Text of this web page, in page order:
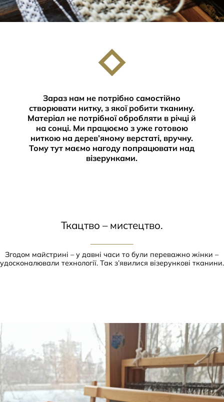
Зараз нам не потрібно самостійно
створювати нитку, з якої робити тканину.
Матеріал не потрібної обробляти в річці й
на сонці. Ми працюємо з уже готовою
ниткою на дерев’яному верстаті, вручну.
Тому тут маємо нагоду попрацювати над
візерунками.
Ткацтво – мистецтво.
Згодом майстрині – у давні часи то були переважно жінки –
удосконалювали технології. Так з’явилися візерункові тканини.